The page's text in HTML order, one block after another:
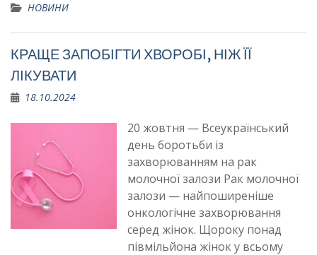
НОВИНИ
КРАЩЕ ЗАПОБІГТИ ХВОРОБІ, НІЖ ЇЇ
ЛІКУВАТИ
18.10.2024
20 жовтня — Всеукраїнський
день боротьби із
захворюванням на рак
молочної залози Рак молочної
залози — найпоширеніше
онкологічне захворювання
серед жінок. Щороку понад
півмільйона жінок у всьому